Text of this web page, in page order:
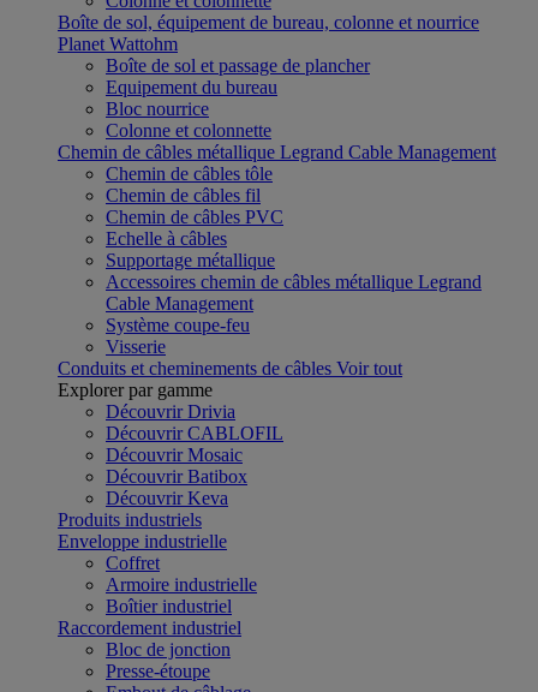
Boîte de sol, équipement de bureau, colonne et nourrice
Planet Wattohm
Boîte de sol et passage de plancher
Equipement du bureau
Bloc nourrice
Colonne et colonnette
Chemin de câbles métallique Legrand Cable Management
Chemin de câbles tôle
Chemin de câbles fil
Chemin de câbles PVC
Echelle à câbles
Supportage métallique
Accessoires chemin de câbles métallique Legrand
Cable Management
Système coupe-feu
Visserie
Conduits et cheminements de câbles Voir tout
Explorer par gamme
Découvrir Drivia
Découvrir CABLOFIL
Découvrir Mosaic
Découvrir Batibox
Découvrir Keva
Produits industriels
Enveloppe industrielle
Coffret
Armoire industrielle
Boîtier industriel
Raccordement industriel
Bloc de jonction
Presse-étoupe